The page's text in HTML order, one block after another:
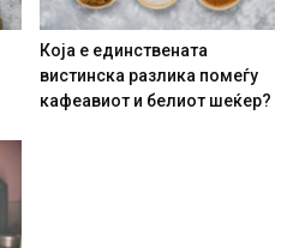
Која е единствената
вистинска разлика помеѓу
кафеавиот и белиот шеќер?